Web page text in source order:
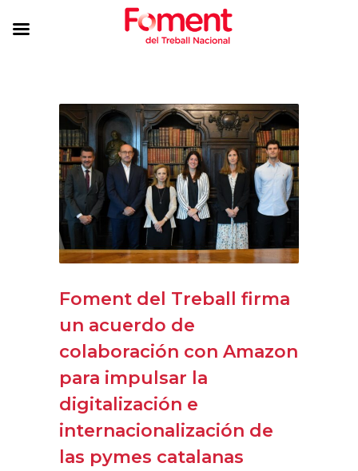
Foment del Treball firma
un acuerdo de
colaboración con Amazon
para impulsar la
digitalización e
internacionalización de
las pymes catalanas